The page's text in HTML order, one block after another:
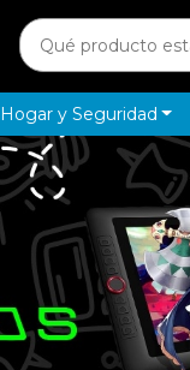
Hogar y Seguridad